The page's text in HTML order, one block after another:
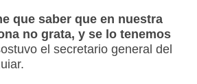
que saber que en nuestra
no grata, y se lo tenemos
el secretario general del